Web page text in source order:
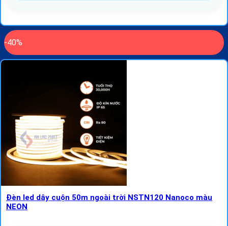
-40%
Đèn led dây cuộn 50m ngoài trời NSTN120 Nanoco màu
NEON